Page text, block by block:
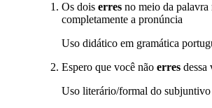
Os dois erres no meio da palavra
completamente a pronúncia
Uso didático em gramática
Espero que você não erres dessa
Uso literário/formal do subjuntivo